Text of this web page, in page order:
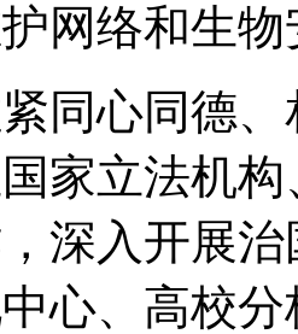
网络和生
心同德、
家立法机
深入开展
心、高校